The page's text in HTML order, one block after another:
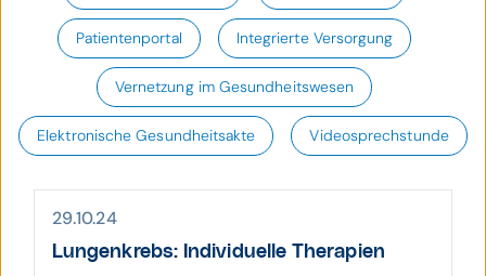
Patientenportal Integrierte Versorgung
Vernetzung im Gesundheitswesen
Elektronische Gesundheitsakte Videosprechstunde
29.10.24
Lungen­krebs: Indi­viduelle Therapien